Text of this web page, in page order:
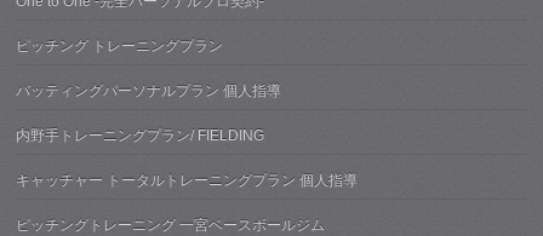
ピッチング トレーニングプラン
バッティングパーソナルプラン 個人指導
内野手トレーニングプラン/ FIELDING
キャッチャー トータルトレーニングプラン 個人指導
ピッチングトレーニング 一宮ベースボールジム